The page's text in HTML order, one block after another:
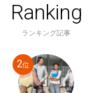
Ranking
ランキング記事